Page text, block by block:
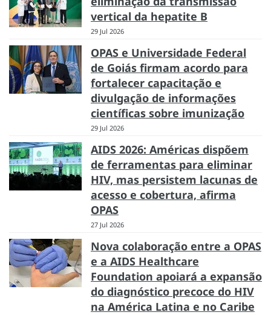
vertical da hepatite B
29 Jul 2026
OPAS e Universidade Federal
de Goiás firmam acordo para
fortalecer capacitação e
divulgação de informações
científicas sobre imunização
29 Jul 2026
AIDS 2026: Américas dispõem
de ferramentas para eliminar
HIV, mas persistem lacunas de
acesso e cobertura, afirma
OPAS
27 Jul 2026
Nova colaboração entre a OPAS
e a AIDS Healthcare
Foundation apoiará a expansão
do diagnóstico precoce do HIV
na América Latina e no Caribe